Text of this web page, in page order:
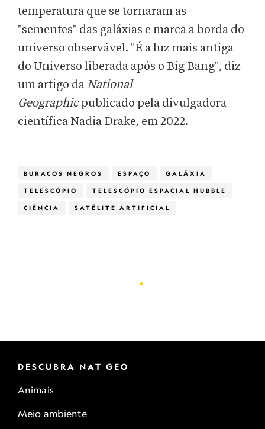
temperatura que se tornaram as
"sementes" das galáxias e marca a borda do
universo observável. "É a luz mais antiga
do Universo liberada após o Big Bang", diz
um artigo daNational
Geographicpublicado pela divulgadora
científica Nadia Drake, em 2022.
BURACOS NEGROS ESPAÇO GALÁXIA
TELESCÓPIO TELESCÓPIO ESPACIAL HUBBLE
CIÊNCIA SATÉLITE ARTIFICIAL
DESCUBRA NAT GEO
Animais
Meio ambiente